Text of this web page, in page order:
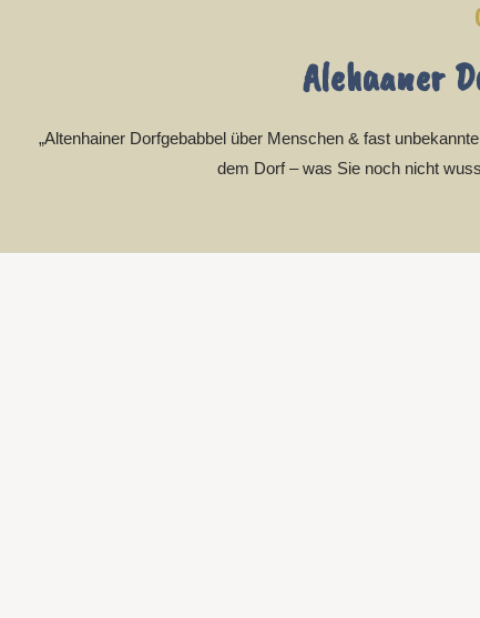
Alehaaner
„Altenhainer Dorfgebabbel über Menschen & fast
dem Dorf – was Sie noch nicht